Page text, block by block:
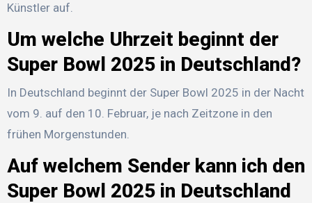
Künstler auf.
Um welche Uhrzeit beginnt der
Super Bowl 2025 in Deutschland?
In Deutschland beginnt der Super Bowl 2025 in der Nacht
vom 9. auf den 10. Februar, je nach Zeitzone in den
frühen Morgenstunden.
Auf welchem Sender kann ich den
Super Bowl 2025 in Deutschland